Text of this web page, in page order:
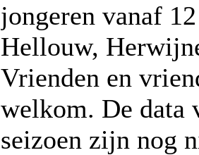
jongeren vanaf
Hellouw,
Vrienden en
welkom. De data
seizoen zijn nog